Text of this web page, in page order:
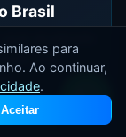
Brasil
real,
para
Ao continuar,
.
Aceitar